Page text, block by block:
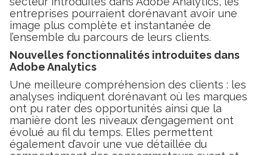
entreprises pourraient dorénavant avoir une
image plus complète et instantanée de
l’ensemble du parcours de leurs clients.
Nouvelles fonctionnalités introduites dans
Adobe Analytics
Une meilleure compréhension des clients : les
analyses indiquent dorénavant où les marques
ont pu rater des opportunités ainsi que la
manière dont les niveaux d’engagement ont
évolué au fil du temps. Elles permettent
également d’avoir une vue détaillée du